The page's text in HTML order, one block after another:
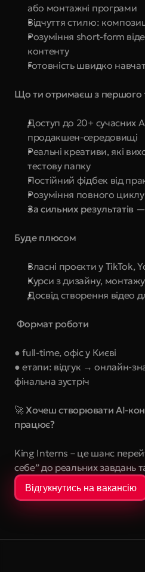
або монтажні програми
Відчуття стилю:
Розуміння short-form
контенту
Готовність швидко
Що ти отримаєш з першого
Доступ до 20+ сучасних
продакшен-середовищі
Реальні креативи, які
тестову папку
Постійний фідбек від
Розуміння повного циклу
За сильних результатів
Буде плюсом
Власні проєкти у TikTok,
Курси з дизайну,
Досвід створення відео
Формат роботи
● full-time, офіс у Києві
● етапи: відгук → онлайн-
фінальна зустріч
🚀 Хочеш створювати AI-
працює?
King Interns – це шанс
себе” до реальних завдань
Відгукнутись на вакансію